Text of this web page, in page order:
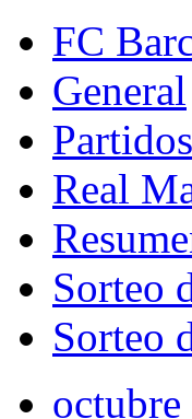
FC
General
Real
Sorteo
Sorteo